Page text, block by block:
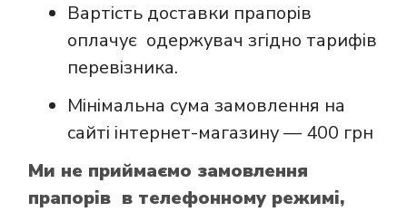
Вартість доставки прапорів
оплачує одержувач згідно тарифів
перевізника.
Мінімальна сума замовлення на
сайті інтернет-магазину — 400 грн
Ми не приймаємо замовлення
прапорів в телефонному режимі,